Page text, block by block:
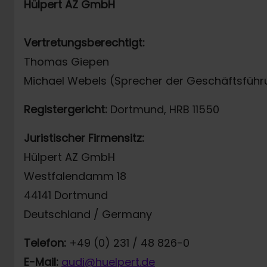
Hülpert AZ GmbH
Vertretungsberechtigt:
Thomas Giepen
Michael Webels (Sprecher der
Registergericht: Dortmund, HRB 11550
Juristischer Firmensitz:
Hülpert AZ GmbH
Westfalendamm 18
44141 Dortmund
Deutschland / Germany
Telefon: +49 (0) 231 / 48 826-0
E-Mail: audi@huelpert.de